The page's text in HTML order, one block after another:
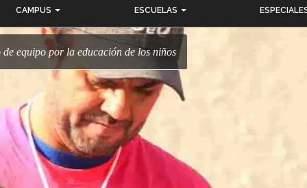
CAMPUS ESCUELAS
de equipo por la educación de los niños